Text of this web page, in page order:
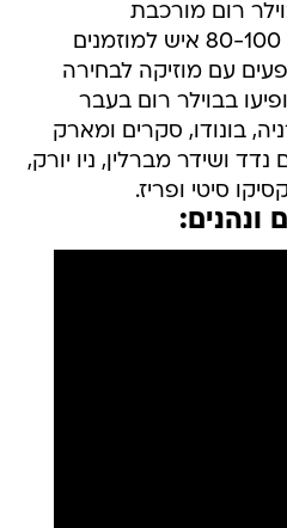
רום מורכבת
מאינטימיות  מופעים מול 80-100 איש למוזמנים
עם מוזיקה לבחירה
בבוילר רום בעבר
בונודו, סקרים ומארק
נדד ושידר מברלין, ניו יורק,
סיטי ופריז.
ונהנים: